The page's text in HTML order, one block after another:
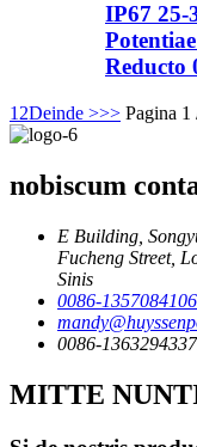
IP67 25-
Reducto
1 2Deinde >>> Pagina 1
nobiscum
E Building,
Fucheng Street,
Sinis
0086-
0086-
MITTE